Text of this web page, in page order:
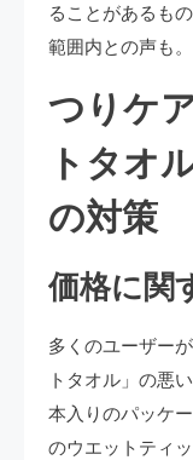
ることがあるも
範囲内との声も。
つりケ
トタオ
の対策
価格に関
多くのユーザー
トタオル」の悪
本入りのパッケ
のウエットティ